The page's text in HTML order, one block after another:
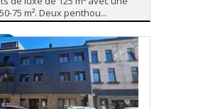
75 m². Deux penthou...